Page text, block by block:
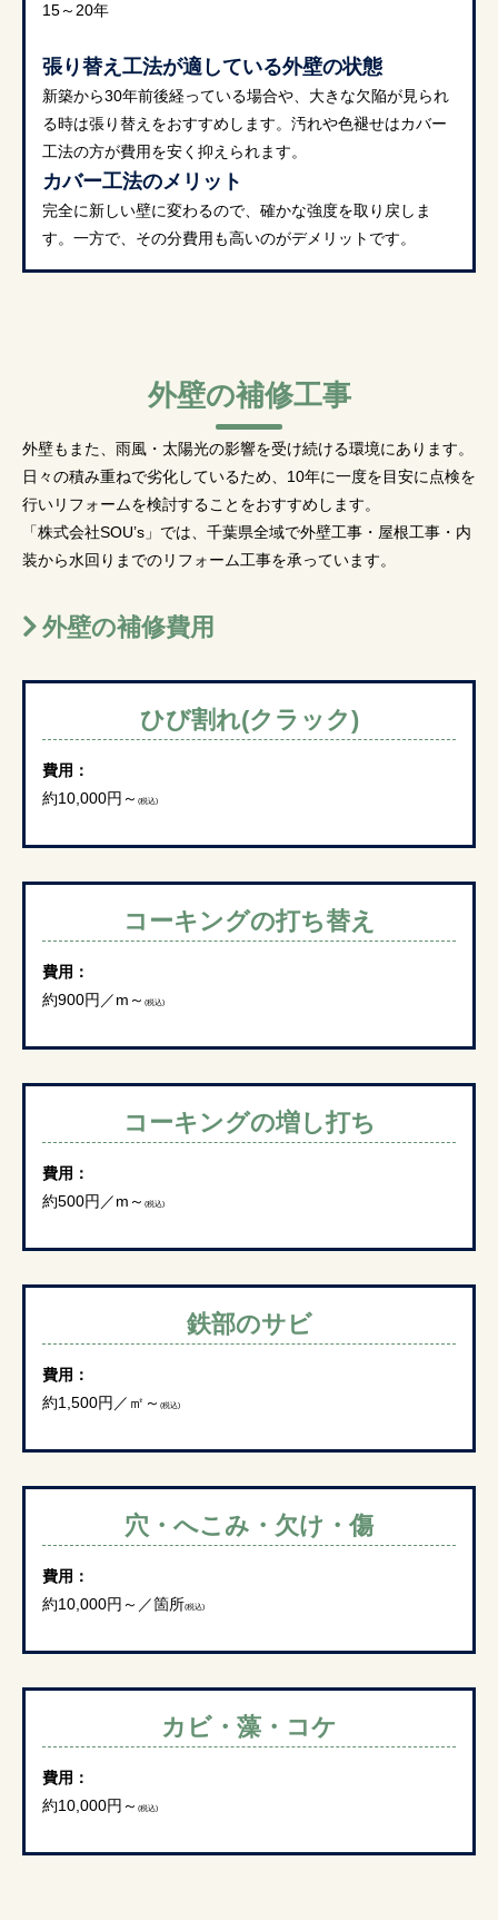
15～20年
張り替え工法が適している外壁の状態
新築から30年前後経っている場合や、大きな欠陥が見られ
る時は張り替えをおすすめします。汚れや色褪せはカバー
工法の方が費用を安く抑えられます。
カバー工法のメリット
完全に新しい壁に変わるので、確かな強度を取り戻しま
す。一方で、その分費用も高いのがデメリットです。
外壁の補修工事
外壁もまた、雨風・太陽光の影響を受け続ける環境にあります。
日々の積み重ねで劣化しているため、10年に一度を目安に点検を
行いリフォームを検討することをおすすめします。
「株式会社SOU’s」では、千葉県全域で外壁工事・屋根工事・内
装から水回りまでのリフォーム工事を承っています。
外壁の補修費用
ひび割れ(クラック)
費用：
約10,000円～ (税込)
コーキングの打ち替え
費用：
約900円／m～ (税込)
コーキングの増し打ち
費用：
約500円／m～ (税込)
鉄部のサビ
費用：
約1,500円／㎡～ (税込)
穴・へこみ・欠け・傷
費用：
約10,000円～／箇所(税込)
カビ・藻・コケ
費用：
約10,000円～ (税込)